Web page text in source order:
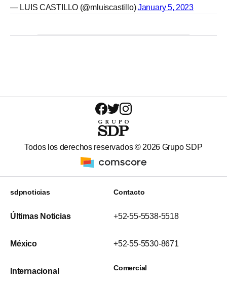
— LUIS CASTILLO (@mluiscastillo)January 5, 2023
Todos los derechos reservados © 2026 Grupo SDP
sdpnoticias
Últimas Noticias
México
Internacional
Contacto
+52-55-5538-5518
+52-55-5530-8671
Comercial